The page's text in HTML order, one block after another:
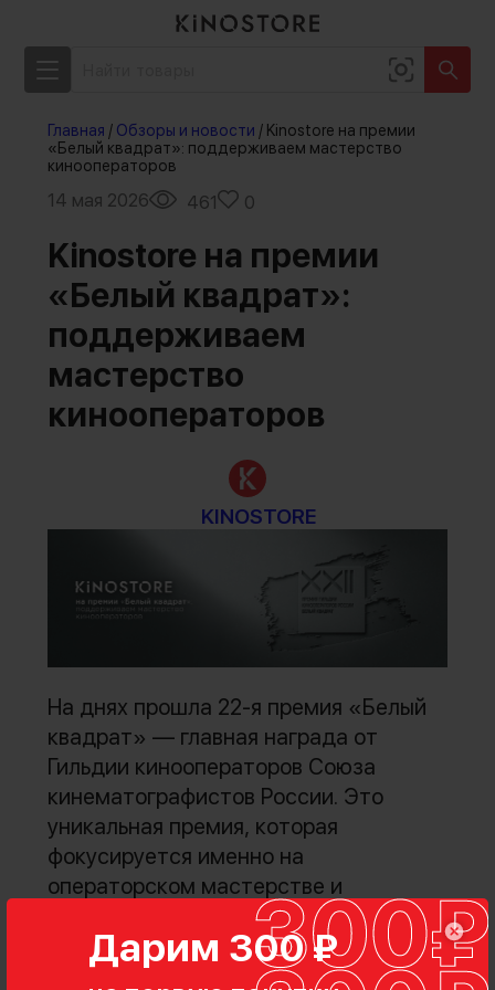
Дарим 300 ₽
Главная / Обзоры и новости / Kinostore на премии
«Белый квадрат»: поддерживаем мастерство
кинооператоров
14 мая 2026 461 0
Kinostore на премии
«Белый квадрат»:
поддерживаем
мастерство
кинооператоров
KINOSTORE
На днях прошла 22-я премия «Белый
квадрат» — главная награда от
Гильдии кинооператоров Союза
кинематографистов России. Это
уникальная премия, которая
фокусируется именно на
операторском мастерстве и
визуальном языке кино.